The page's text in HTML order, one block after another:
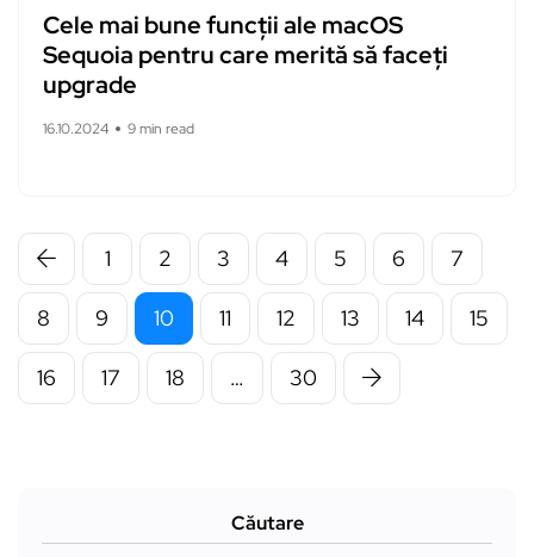
Cele mai bune funcții ale macOS
Sequoia pentru care merită să faceți
upgrade
16.10.2024 9 min read
1 2 3 4 5 6 7
8 9 10 11 12 13 14 15
16 17 18 … 30
Căutare